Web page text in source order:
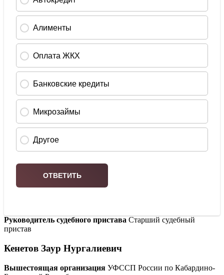
Руководитель судебного пристава Старший судебный
пристав
Кенетов Заур Нургалиевич
Вышестоящая организация УФССП России по Кабардино-